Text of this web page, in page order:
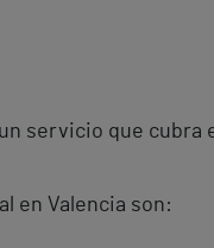
servicio que cubra
en Valencia son: